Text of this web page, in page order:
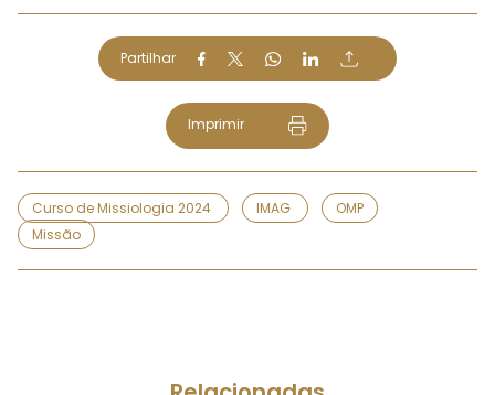
Partilhar
Imprimir
Curso de Missiologia 2024 IMAG
OMP
Missão